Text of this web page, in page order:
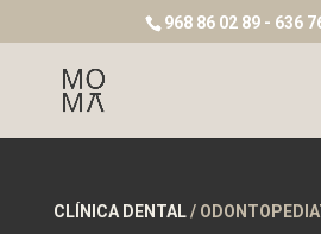
968 86 02 89 - 636
CLÍNICA DENTAL/